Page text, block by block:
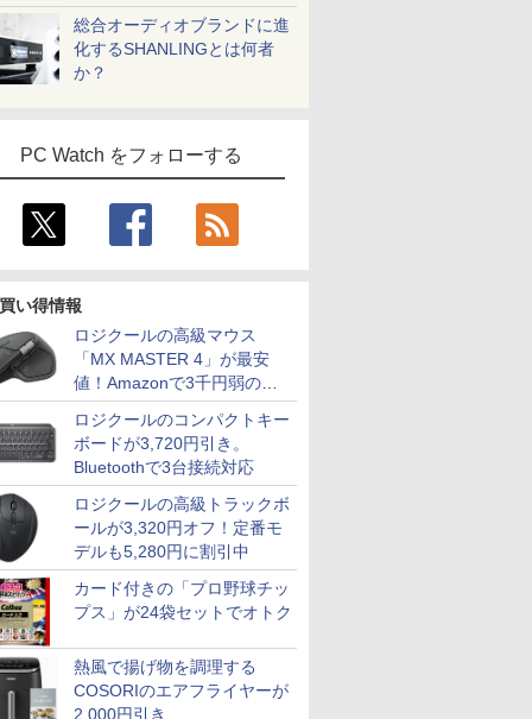
一気に聴く
総合オーディオブランドに進
化するSHANLINGとは何者
か？
PC Watch をフォローする
い得情報
ロジクールの高級マウス
「MX MASTER 4」が最安
値！Amazonで3千円弱の割
引
ロジクールのコンパクトキー
ボードが3,720円引き。
Bluetoothで3台接続対応
ロジクールの高級トラックボ
ールが3,320円オフ！定番モ
デルも5,280円に割引中
カード付きの「プロ野球チッ
プス」が24袋セットでオトク
熱風で揚げ物を調理する
COSORIのエアフライヤーが
2,000円引き